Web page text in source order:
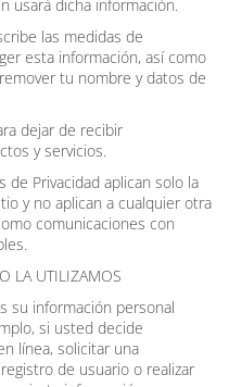
usará dicha información.
las medidas de
esta información, así como
tu nombre y datos de
dejar de recibir
y servicios.
de Privacidad aplican solo la
y no aplican a cualquier otra
comunicaciones con
LA UTILIZAMOS
su información personal
si usted decide
línea, solicitar una
de usuario o realizar